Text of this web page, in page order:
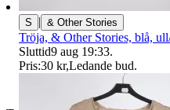
S | & Other Stories
Tröja, & Other Stories, blå,
Sluttid9 aug 19:33.
Pris:30 kr,Ledande bud.